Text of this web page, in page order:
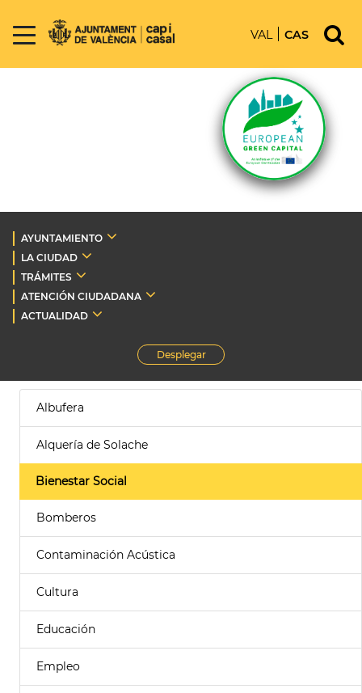
VAL CAS
AYUNTAMIENTO
LA CIUDAD
TRÁMITES
ATENCIÓN CIUDADANA
ACTUALIDAD
Desplegar
Albufera
Alquería de Solache
Bienestar Social
Bomberos
Contaminación Acústica
Cultura
Educación
Empleo